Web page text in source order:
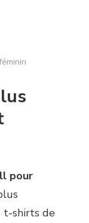
pour
t-shirts de